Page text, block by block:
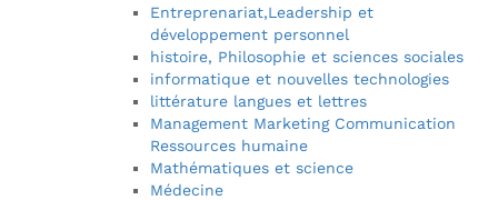
Entreprenariat,Leadership et
développement personnel
histoire, Philosophie et sciences sociales
informatique et nouvelles technologies
littérature langues et lettres
Management Marketing Communication
Ressources humaine
Mathématiques et science
Médecine